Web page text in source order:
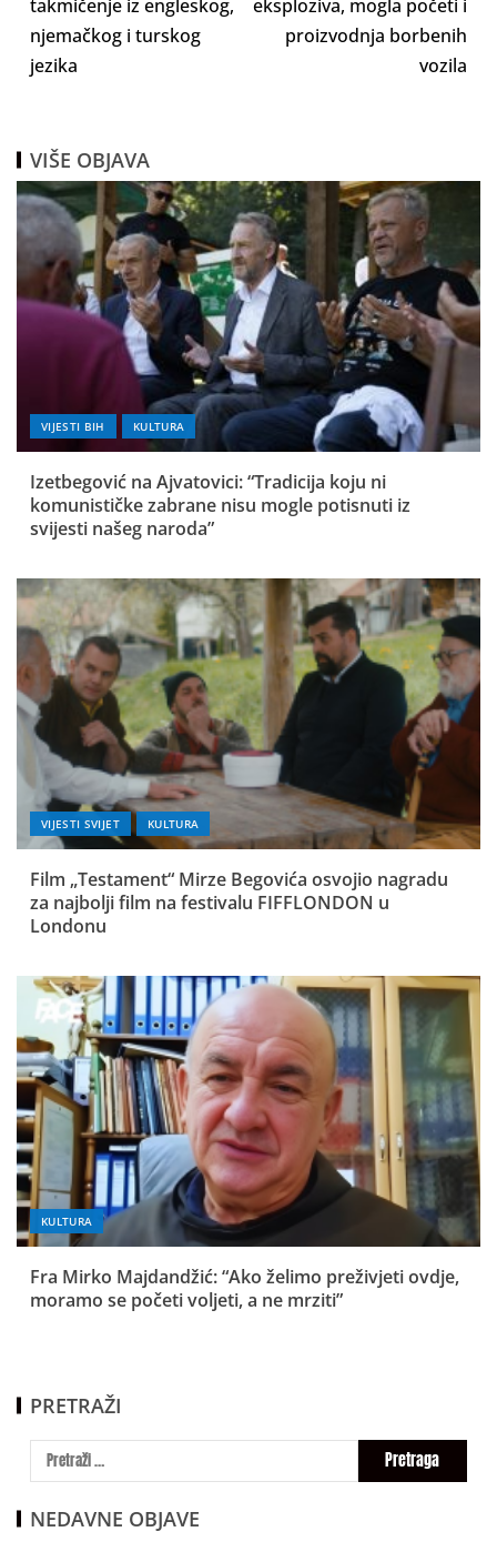
takmičenje iz engleskog,
njemačkog i turskog
jezika
eksploziva, mogla početi i
proizvodnja borbenih
vozila
VIŠE OBJAVA
VIJESTI BIH KULTURA
Izetbegović na Ajvatovici: “Tradicija koju ni
komunističke zabrane nisu mogle potisnuti iz
svijesti našeg naroda”
VIJESTI SVIJET KULTURA
Film „Testament“ Mirze Begovića osvojio nagradu
za najbolji film na festivalu FIFFLONDON u
Londonu
KULTURA
Fra Mirko Majdandžić: “Ako želimo preživjeti ovdje,
moramo se početi voljeti, a ne mrziti”
PRETRAŽI
NEDAVNE OBJAVE